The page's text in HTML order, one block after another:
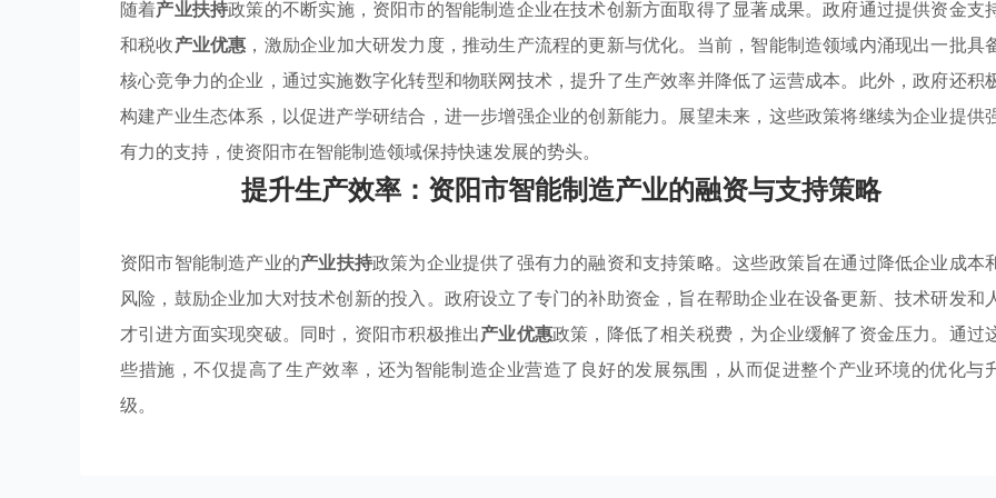
随着产业扶持政策的不断实施，资阳市的智能制造企业在技术创新方面取得了显著成果。政府通过提供资金支
和税收产业优惠 ，激励企业加大研发力度，推动生产流程的更新与优化。当前，智能制造领域内涌现出一批具
核心竞争力的企业，通过实施数字化转型和物联网技术，提升了生产效率并降低了运营成本。此外，政府还积
构建产业生态体系，以促进产学研结合，进一步增强企业的创新能力。展望未来，这些政策将继续为企业提供
有力的支持，使资阳市在智能制造领域保持快速发展的势头。
提升生产效率：资阳市智能制造产业的融资与支持策略
资阳市智能制造产业的产业扶持政策为企业提供了强有力的融资和支持策略。这些政策旨在通过降低企业成本
风险，鼓励企业加大对技术创新的投入。政府设立了专门的补助资金，旨在帮助企业在设备更新、技术研发和
才引进方面实现突破。同时，资阳市积极推出产业优惠政策，降低了相关税费，为企业缓解了资金压力。通过
些措施，不仅提高了生产效率，还为智能制造企业营造了良好的发展氛围，从而促进整个产业环境的优化与
级。